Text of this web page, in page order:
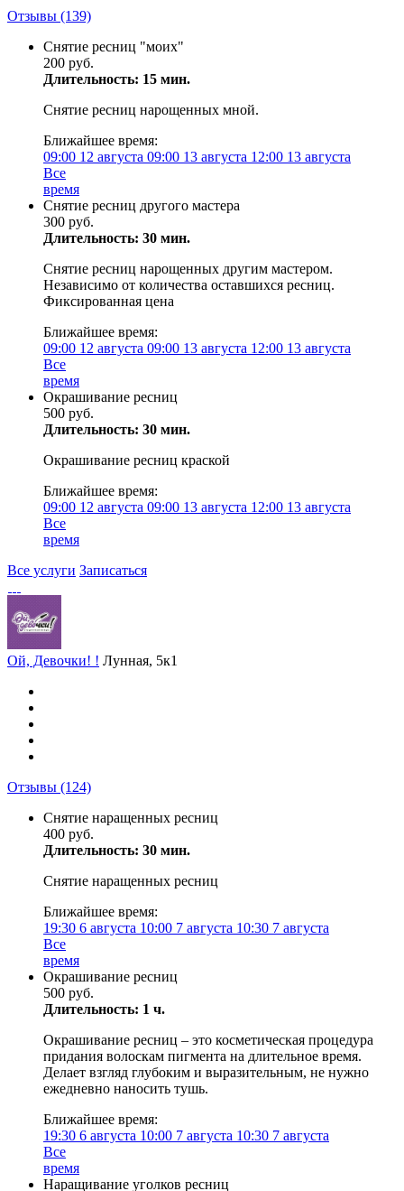
Отзывы (139)
Снятие ресниц "моих"
200 руб.
Длительность: 15 мин.
Снятие ресниц нарощенных мной.
Ближайшее время:
09:00 12 августа 09:00 13 августа 12:00 13 августа
Все
время
Снятие ресниц другого мастера
300 руб.
Длительность: 30 мин.
Снятие ресниц нарощенных другим мастером.
Независимо от количества оставшихся ресниц.
Фиксированная цена
Ближайшее время:
09:00 12 августа 09:00 13 августа 12:00 13 августа
Все
время
Окрашивание ресниц
500 руб.
Длительность: 30 мин.
Окрашивание ресниц краской
Ближайшее время:
09:00 12 августа 09:00 13 августа 12:00 13 августа
Все
время
Все услуги Записаться
Ой, Девочки! ! Лунная, 5к1
Отзывы (124)
Снятие наращенных ресниц
400 руб.
Длительность: 30 мин.
Снятие наращенных ресниц
Ближайшее время:
19:30 6 августа 10:00 7 августа 10:30 7 августа
Все
время
Окрашивание ресниц
500 руб.
Длительность: 1 ч.
Окрашивание ресниц – это косметическая процедура
придания волоскам пигмента на длительное время.
Делает взгляд глубоким и выразительным, не нужно
ежедневно наносить тушь.
Ближайшее время:
19:30 6 августа 10:00 7 августа 10:30 7 августа
Все
время
Наращивание уголков ресниц